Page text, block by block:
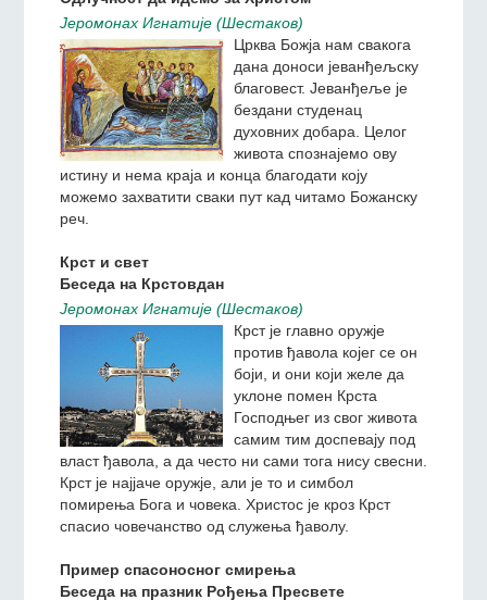
наслеђа и вечног живота.
Одлучност да идемо за Христом
Jeромонах Игнатиjе (Шестаков)
Црква Божја нам свакога
дана доноси јеванђељску
благовест. Јеванђеље је
бездани студенац
духовних добара. Целог
живота спознајемо ову
истину и нема краја и конца благодати коју
реч.
Крст и свет
Беседа на Крстовдан
Jeромонах Игнатиjе (Шестаков)
Крст је главно оружје
против ђавола којег се он
боји, и они који желе да
уклоне помен Крста
Господњег из свог живота
самим тим доспевају под
власт ђавола, а да често ни сами тога нису свесни.
Крст је најјаче оружје, али је то и симбол
спасио човечанство од служења ђаволу.